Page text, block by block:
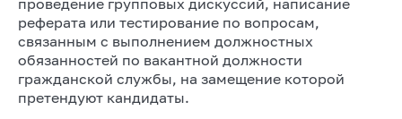
реферата или тестирование по вопросам,
связанным с выполнением должностных
обязанностей по вакантной должности
гражданской службы, на замещение которой
претендуют кандидаты.